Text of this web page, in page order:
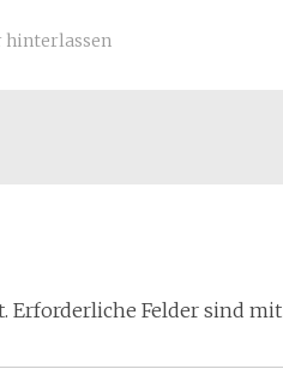
hinterlassen
Erforderliche Felder sind mit